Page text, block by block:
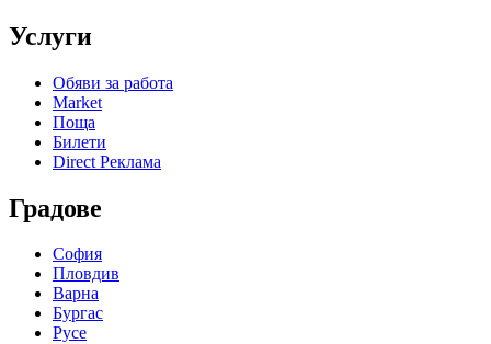
Услуги
Обяви за работа
Market
Поща
Билети
Direct Реклама
Градове
София
Пловдив
Варна
Бургас
Русе